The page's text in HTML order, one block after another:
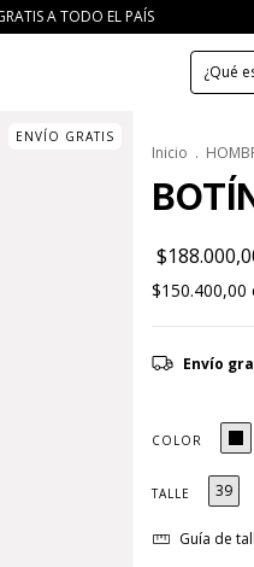
A TODO EL PAÍS
ENVÍO GRATIS
Inicio .
$150.400,00
Envío
COLOR
TALLE 39
Guía de